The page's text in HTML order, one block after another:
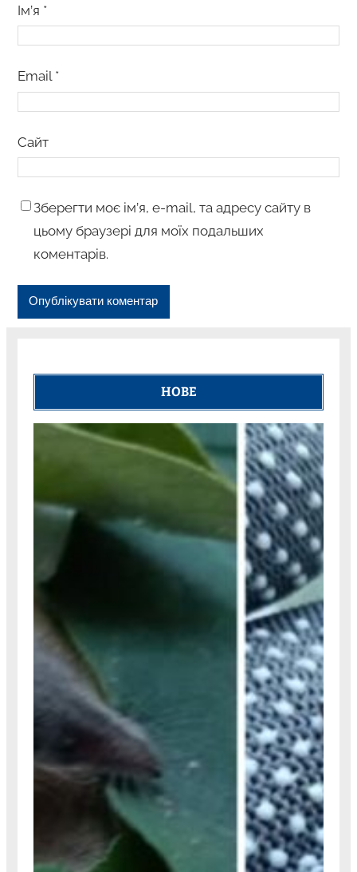
Ім’я *
Email *
Сайт
Зберегти моє ім’я, e-mail, та адресу сайту в
цьому браузері для моїх подальших
коментарів.
НОВЕ